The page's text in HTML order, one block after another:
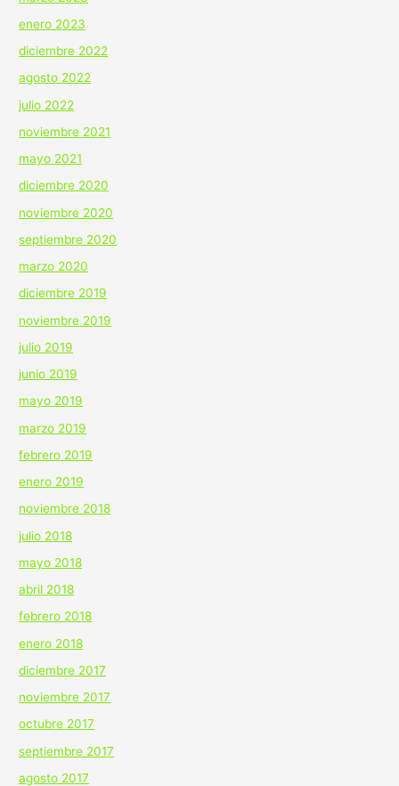
enero 2023
diciembre 2022
agosto 2022
julio 2022
noviembre 2021
mayo 2021
diciembre 2020
noviembre 2020
septiembre 2020
marzo 2020
diciembre 2019
noviembre 2019
julio 2019
junio 2019
mayo 2019
marzo 2019
febrero 2019
enero 2019
noviembre 2018
julio 2018
mayo 2018
abril 2018
febrero 2018
enero 2018
diciembre 2017
noviembre 2017
octubre 2017
septiembre 2017
agosto 2017